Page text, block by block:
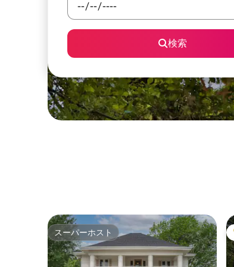
検索
スーパーホスト
スーパーホスト